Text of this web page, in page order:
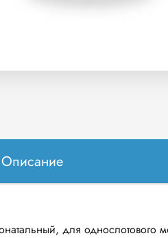
Описание
для однослотового